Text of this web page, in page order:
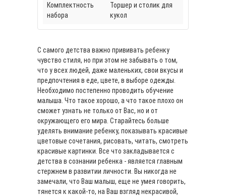
Комплектность
набора
Торшер и столик для
кукол
С самого детства важно прививать ребенку
чувство стиля, но при этом не забывать о том,
что у всех людей, даже маленьких, свои вкусы и
предпочтения в еде, цвете, в выборе одежды.
Необходимо постепенно проводить обучение
малыша. Что такое хорошо, а что такое плохо он
сможет узнать не только от Вас, но и от
окружающего его мира. Старайтесь больше
уделять внимание ребенку, показывать красивые
цветовые сочетания, рисовать, читать, смотреть
красивые картинки. Все что закладывается с
детства в сознании ребенка - является главным
стержнем в развитии личности. Вы никогда не
замечали, что Ваш малыш, еще не умея говорить,
тянется к какой-то, на Ваш взгляд некрасивой,